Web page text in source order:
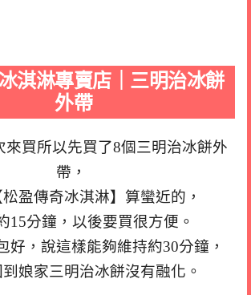
淇淋專賣店｜三明治冰餅
外帶
來買所以先買了8個三明治冰餅外
帶，
盈傳奇冰淇淋】算蠻近的，
15分鐘，以後要買很方便。
好，說這樣能夠維持約30分鐘，
娘家三明治冰餅沒有融化。